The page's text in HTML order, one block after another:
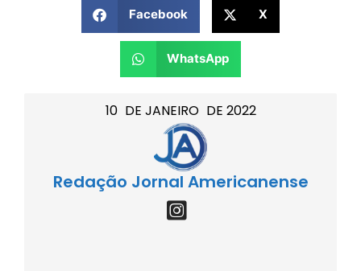
10 DE JANEIRO DE 2022
Redação Jornal Americanense
Facebook X
WhatsApp